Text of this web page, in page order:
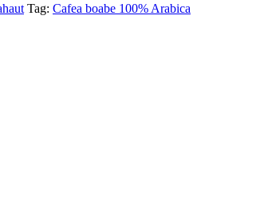
Tag: Cafea boabe 100% Arabica